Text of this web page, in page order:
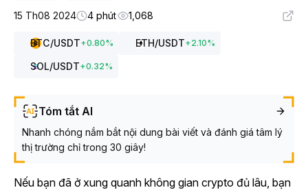
15 Th08 2024
4 phút 1,068
BTC/USDT+0.80% ETH/USDT+2.10%
SOL/USDT+0.32%
Tóm tắt AI
Nhanh chóng nắm bắt nội dung bài viết và đánh giá tâm lý
thị trường chỉ trong 30 giây!
Nếu bạn đã ở xung quanh không gian crypto đủ lâu, bạn